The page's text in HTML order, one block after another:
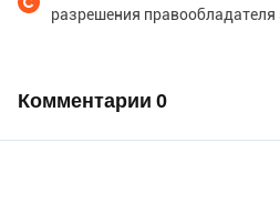
разрешения правообладателя
Комментарии 0